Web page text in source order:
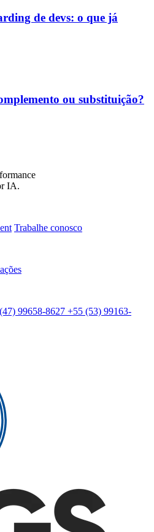
de devs: o que já
ou substituição?
IA.
Trabalhe conosco
99658-8627 +55 (53) 99163-